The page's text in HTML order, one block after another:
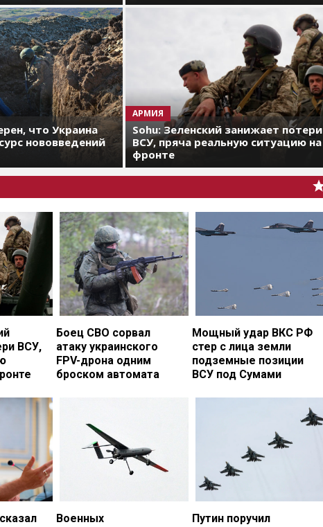
что Украина
нововведений
АРМИЯ
Sohu: Зеленский занижает потери
ВСУ, пряча реальную ситуацию на
фронте
ВСУ,
Боец СВО сорвал
атаку украинского
FPV-дрона одним
броском автомата
Мощный удар ВКС РФ
стер с лица земли
подземные позиции
ВСУ под Сумами
Военных
Путин поручил